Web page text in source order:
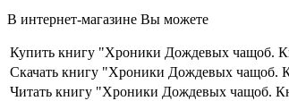
В интернет-магазине Вы можете
Купить книгу "Хроники Дождевых чащоб.
Скачать книгу "Хроники Дождевых чащоб.
Читать книгу "Хроники Дождевых чащоб.